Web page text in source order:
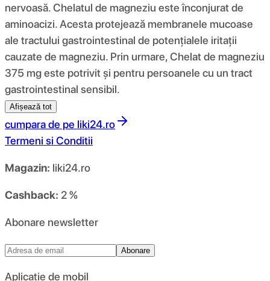
nervoasă. Chelatul de magneziu este înconjurat de
aminoacizi. Acesta protejează membranele mucoase
ale tractului gastrointestinal de potențialele iritații
cauzate de magneziu. Prin urmare, Chelat de magneziu
375 mg este potrivit și pentru persoanele cu un tract
gastrointestinal sensibil.
Afișează tot
cumpara de pe liki24.ro
Termeni si Conditii
Magazin: liki24.ro
Cashback: 2 %
Abonare newsletter
Abonare
Aplicație de mobil